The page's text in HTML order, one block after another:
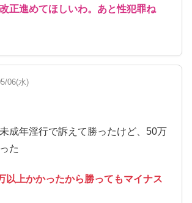
正進めてほしいわ。あと性犯罪ね
06(水)
成年淫行で訴えて勝ったけど、50万
た
以上かかったから勝ってもマイナス